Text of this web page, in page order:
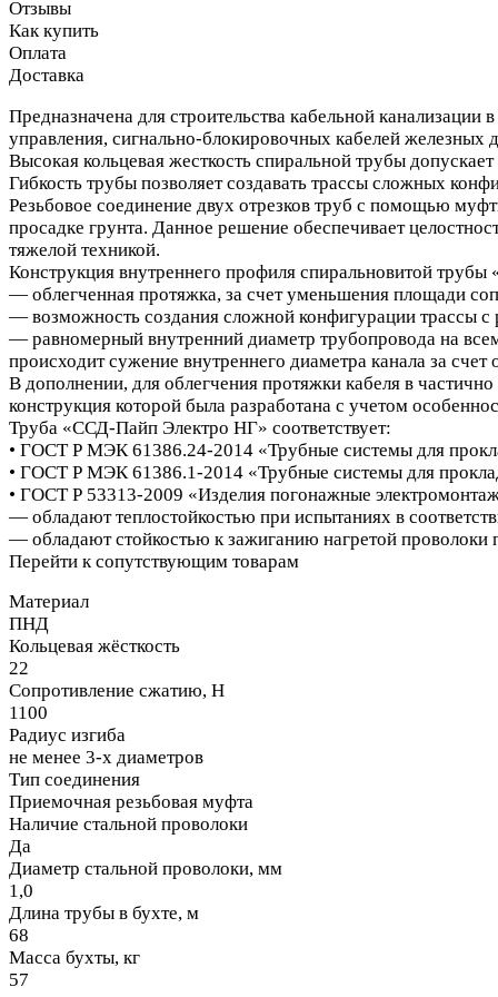
Отзывы
Как купить
Оплата
Доставка
Предназначена для строительства кабельной
управления, сигнально-блокировочных кабелей
Высокая кольцевая жесткость спиральной трубы
Гибкость трубы позволяет создавать трассы сложных
Резьбовое соединение двух отрезков труб с помощью
просадке грунта. Данное решение обеспечивает
тяжелой техникой.
Конструкция внутреннего профиля спиральновитой
— облегченная протяжка, за счет уменьшения площади
— возможность создания сложной конфигурации трассы с
— равномерный внутренний диаметр трубопровода на
происходит сужение внутреннего диаметра канала за счет
В дополнении, для облегчения протяжки кабеля в
конструкция которой была разработана с учетом
Труба «ССД-Пайп Электро НГ» соответствует:
• ГОСТ Р МЭК 61386.24-2014 «Трубные системы для
• ГОСТ Р МЭК 61386.1-2014 «Трубные системы для
• ГОСТ Р 53313-2009 «Изделия погонажные
— обладают теплостойкостью при испытаниях в
— обладают стойкостью к зажиганию нагретой
Перейти к сопутствующим товарам
Материал
ПНД
Кольцевая жёсткость
22
Сопротивление сжатию, H
1100
Радиус изгиба
не менее 3-х диаметров
Тип соединения
Приемочная резьбовая муфта
Наличие стальной проволоки
Да
Диаметр стальной проволоки, мм
1,0
Длина трубы в бухте, м
68
Масса бухты, кг
57